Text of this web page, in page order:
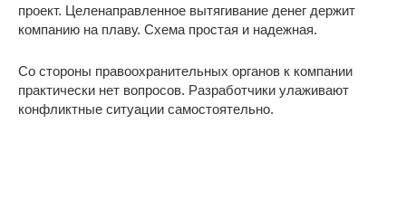
проект. Целенаправленное вытягивание денег держит
компанию на плаву. Схема простая и надежная.
Со стороны правоохранительных органов к компании
практически нет вопросов. Разработчики улаживают
конфликтные ситуации самостоятельно.